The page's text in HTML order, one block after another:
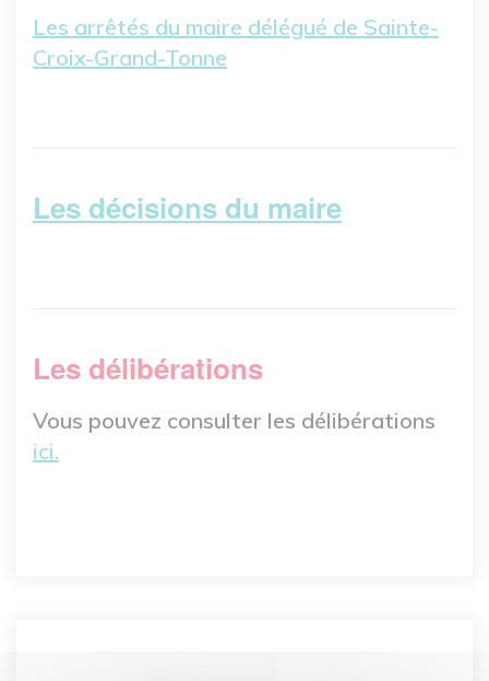
Les arrêtés du maire délégué de Sainte-
Croix-Grand-Tonne
Les décisions du maire
Les délibérations
Vous pouvez consulter les délibérations
ici.